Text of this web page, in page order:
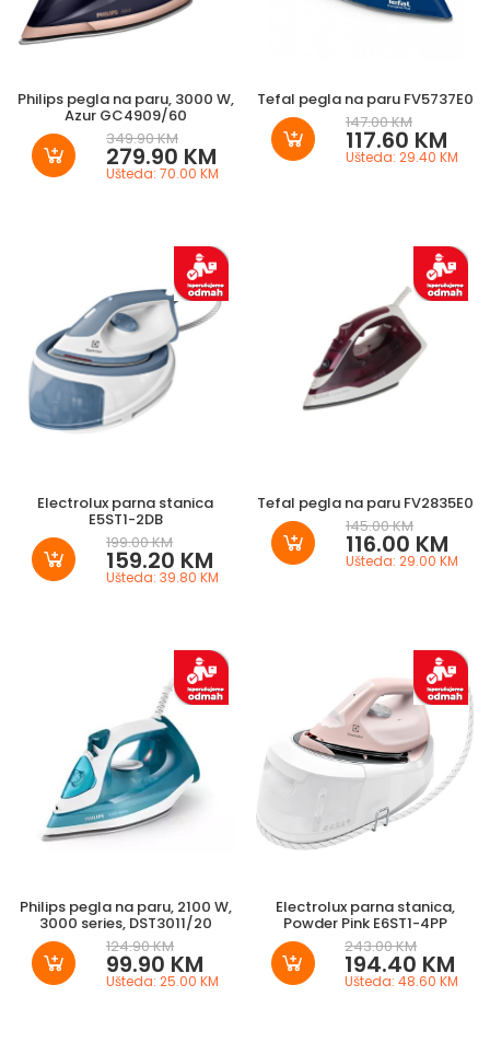
Philips pegla na paru, 3000 W,
Azur GC4909/60
349.90 KM
279.90 KM
Ušteda: 70.00 KM
Tefal pegla na paru FV5737E0
147.00 KM
117.60 KM
Ušteda: 29.40 KM
Electrolux parna stanica
E5ST1-2DB
199.00 KM
159.20 KM
Ušteda: 39.80 KM
Tefal pegla na paru FV2835E0
145.00 KM
116.00 KM
Ušteda: 29.00 KM
Philips pegla na paru, 2100 W,
3000 series, DST3011/20
124.90 KM
99.90 KM
Ušteda: 25.00 KM
Electrolux parna stanica,
Powder Pink E6ST1-4PP
243.00 KM
194.40 KM
Ušteda: 48.60 KM